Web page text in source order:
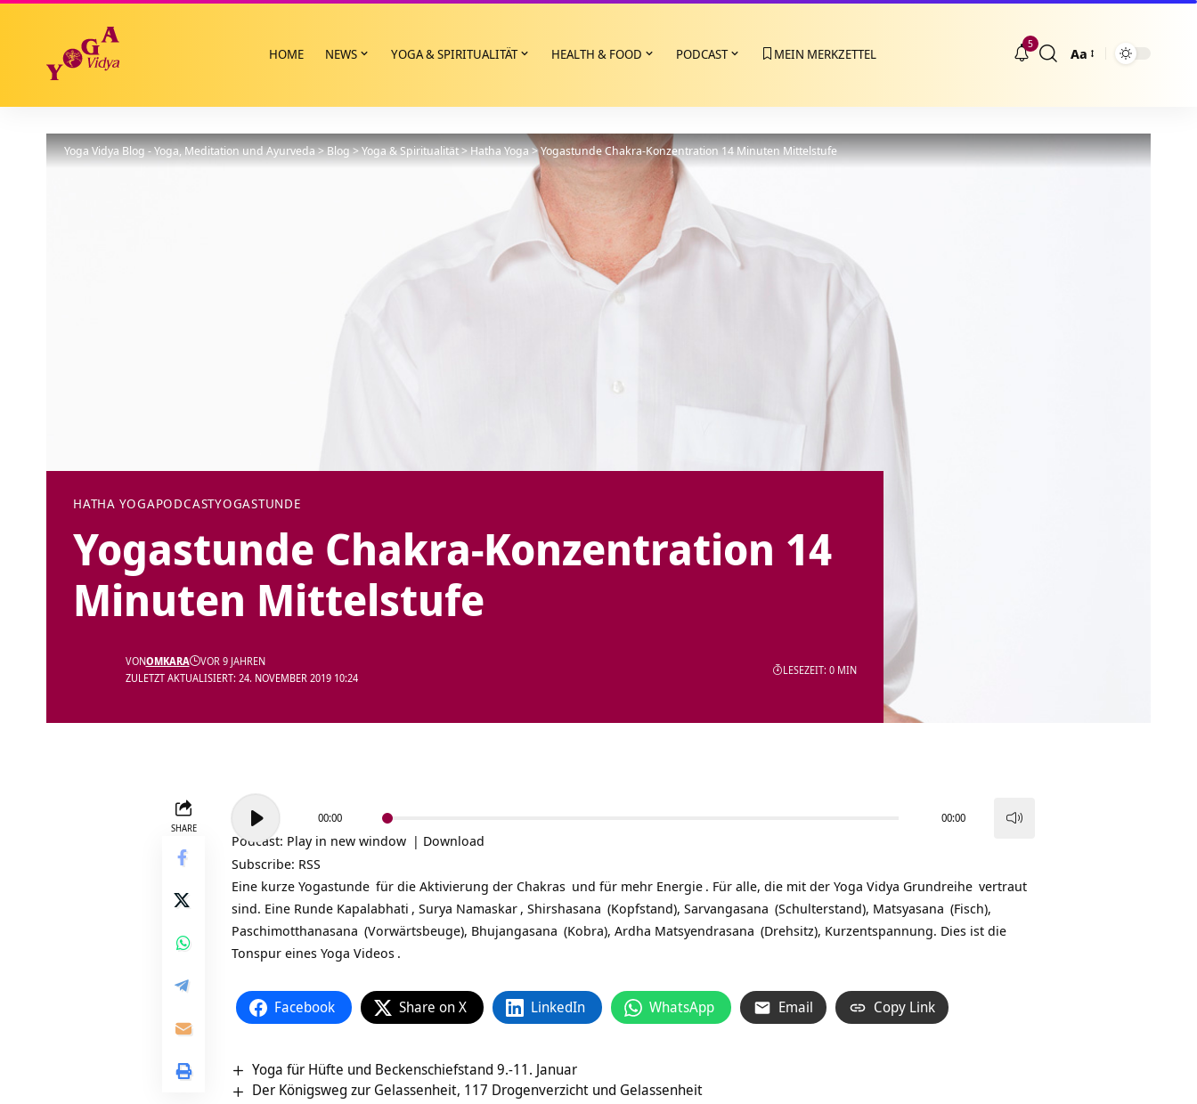
HOME NEWS YOGA & SPIRITUALITÄT HEALTH & FOOD PODCAST MEIN MERKZETTEL
5
Größenänderung
Aa
Yoga Vidya Blog - Yoga, Meditation und Ayurveda>Blog>Yoga & Spiritualität>Hatha Yoga>Yogastunde Chakra-Konzentration 14 Minuten Mittelstufe
HATHA YOGAPODCASTYOGASTUNDE
Yogastunde Chakra-Konzentration 14
Minuten Mittelstufe
ZULETZT AKTUALISIERT: 24. NOVEMBER 2019 10:24
VONOMKARA VOR 9 JAHREN
LESEZEIT: 0 MIN
SHARE
Audio-
Player
00:00 00:00
Podcast: Play in new window | Download
Subscribe: RSS
Eine kurze Yogastunde für die Aktivierung der Chakras und für mehr Energie . Für alle, die mit der Yoga Vidya Grundreihe vertraut
sind. Eine Runde Kapalabhati , Surya Namaskar , Shirshasana (Kopfstand), Sarvangasana (Schulterstand), Matsyasana (Fisch),
Paschimotthanasana (Vorwärtsbeuge), Bhujangasana (Kobra), Ardha Matsyendrasana (Drehsitz), Kurzentspannung. Dies ist die
Tonspur eines Yoga Videos .
Facebook Share on X LinkedIn WhatsApp Email Copy Link
Yoga für Hüfte und Beckenschiefstand 9.-11. Januar
Der Königsweg zur Gelassenheit, 117 Drogenverzicht und Gelassenheit